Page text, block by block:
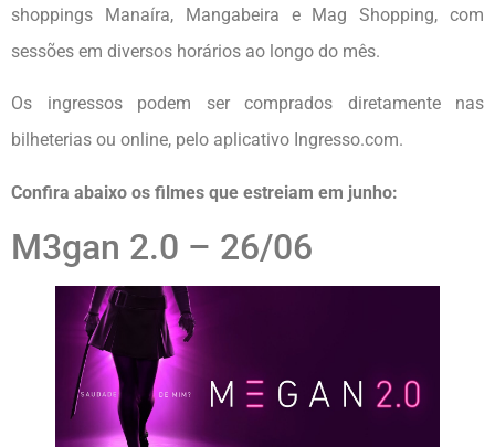
shoppings Manaíra, Mangabeira e Mag Shopping, com
sessões em diversos horários ao longo do mês.
Os ingressos podem ser comprados diretamente nas
bilheterias ou online, pelo aplicativo Ingresso.com.
Confira abaixo os filmes que estreiam em junho:
M3gan 2.0 – 26/06